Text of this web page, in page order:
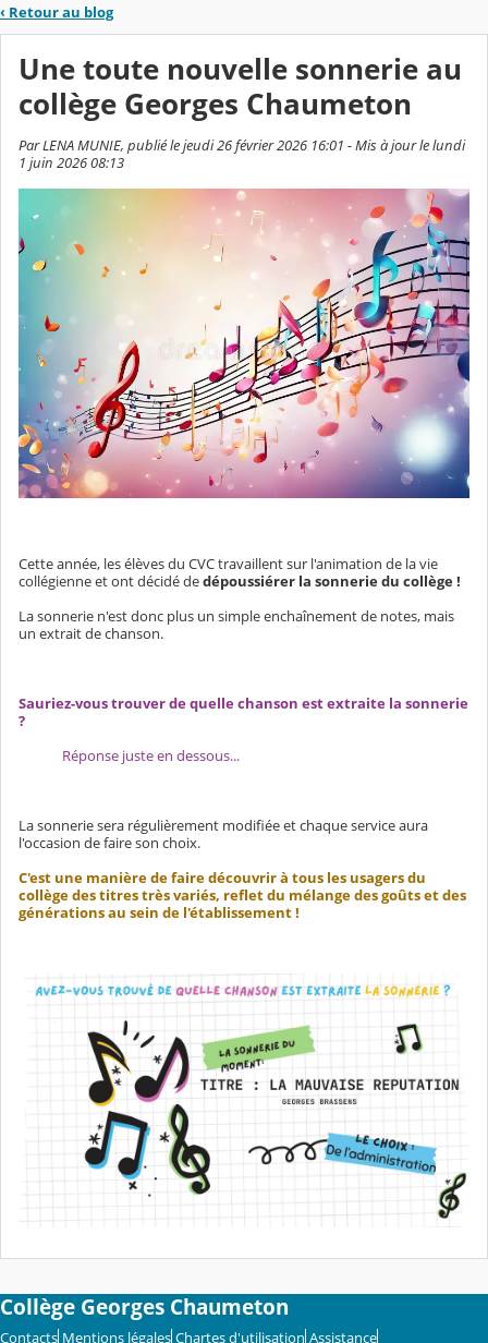
‹ Retour au blog
Une toute nouvelle sonnerie au
collège Georges Chaumeton
Par LENA MUNIE, publié le jeudi 26 février 2026 16:01 - Mis à jour le lundi
1 juin 2026 08:13
Cette année, les élèves du CVC travaillent sur l'animation de la vie
collégienne et ont décidé dedépoussiérer la sonnerie du collège !
La sonnerie n'est donc plus un simple enchaînement de notes, mais
un extrait de chanson.
Sauriez-vous trouver de quelle chanson est extraite la sonnerie
?
Réponse juste en dessous...
La sonnerie sera régulièrement modifiée et chaque service aura
l'occasion de faire son choix.
C'est une manière de faire découvrir à tous les usagers du
collège des titres très variés, reflet du mélange des goûts et des
générations au sein de l'établissement !
Collège Georges Chaumeton
Contacts Mentions légales Chartes d'utilisation Assistance